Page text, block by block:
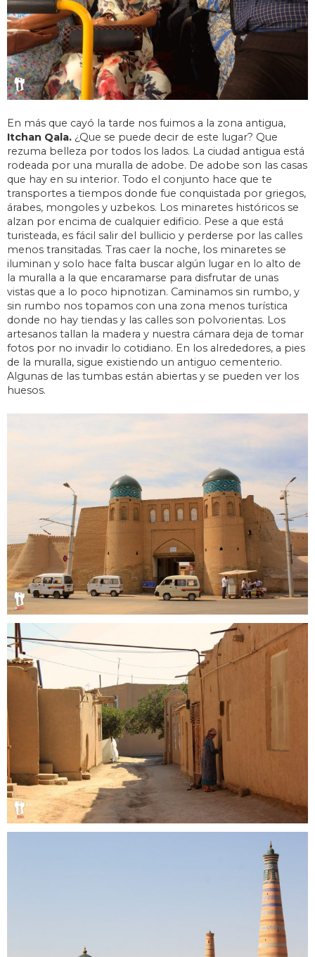
En más que cayó la tarde nos fuimos a la zona antigua,
Itchan Qala. ¿Que se puede decir de este lugar? Que
rezuma belleza por todos los lados. La ciudad antigua está
rodeada por una muralla de adobe. De adobe son las casas
que hay en su interior. Todo el conjunto hace que te
transportes a tiempos donde fue conquistada por griegos,
árabes, mongoles y uzbekos. Los minaretes históricos se
alzan por encima de cualquier edificio. Pese a que está
turisteada, es fácil salir del bullicio y perderse por las calles
menos transitadas. Tras caer la noche, los minaretes se
iluminan y solo hace falta buscar algún lugar en lo alto de
la muralla a la que encaramarse para disfrutar de unas
vistas que a lo poco hipnotizan. Caminamos sin rumbo, y
sin rumbo nos topamos con una zona menos turística
donde no hay tiendas y las calles son polvorientas. Los
artesanos tallan la madera y nuestra cámara deja de tomar
fotos por no invadir lo cotidiano. En los alrededores, a pies
de la muralla, sigue existiendo un antiguo cementerio.
Algunas de las tumbas están abiertas y se pueden ver los
huesos.